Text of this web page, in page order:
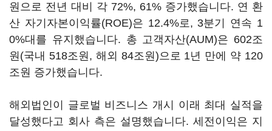
원으로 전년 대비 각 72%, 61% 증가했습니다. 연 환
산 자기자본이익률(ROE)은 12.4%로, 3분기 연속 1
0%대를 유지했습니다. 총 고객자산(AUM)은 602조
원(국내 518조원, 해외 84조원)으로 1년 만에 약 120
조원 증가했습니다.
해외법인이 글로벌 비즈니스 개시 이래 최대 실적을
달성했다고 회사 측은 설명했습니다. 세전이익은 지